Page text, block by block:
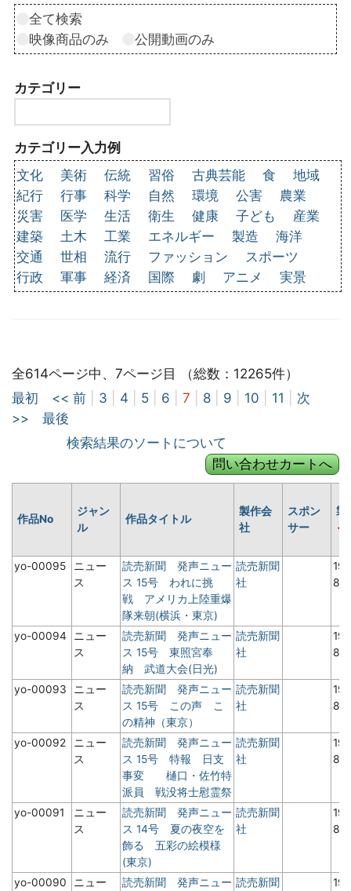
全て検索
映像商品のみ
公開動画のみ
カテゴリー
カテゴリー入力例
文化
美術 伝統 習俗 古典芸能 食
地域
紀行
行事 科学 自然 環境 公害
農業
災害
医学 生活 衛生 健康 子ども
産業
建築
土木 工業 エネルギー 製造
海洋
交通
世相 流行 ファッション
スポーツ
行政
軍事 経済 国際 劇 アニメ 実景
全614ページ中、7ページ目 （総数：12265件）
最初
<< 前 3 4 5 6 7 8 9 10 11
次
>>
最後
検索結果のソートについて
作品No
ジャン
ル
作品タイトル
製作会
社
スポン
サー
製
yo-00095
ニュー
ス
読売新聞 発声ニュー
ス 15号 われに挑
戦 アメリカ上陸重爆
隊来朝(横浜・東京)
読売新聞
社
8
yo-00094
ニュー
ス
読売新聞 発声ニュー
ス 15号 東照宮奉
納 武道大会(日光)
読売新聞
社
8
yo-00093
ニュー
ス
読売新聞 発声ニュー
ス 15号 この声 こ
の精神（東京）
読売新聞
社
8
yo-00092
ニュー
ス
読売新聞 発声ニュー
ス 15号 特報 日支
事変 樋口・佐竹特
派員 戦没将士慰霊祭
読売新聞
社
8
yo-00091
ニュー
ス
読売新聞 発声ニュー
ス 14号 夏の夜空を
飾る 五彩の絵模様
(東京)
読売新聞
社
8
yo-00090
ニュー
読売新聞 発声ニュー 読売新聞